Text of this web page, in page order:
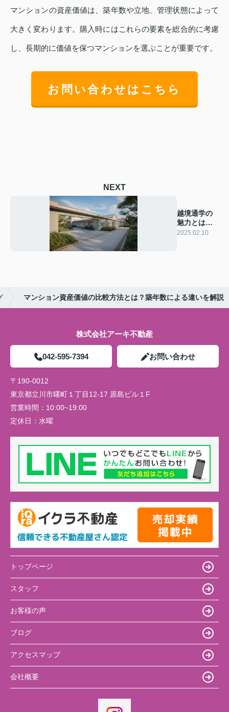
マンションの資産価値は、築年数や立地、管理状態によって
大きく変わります。購入時にはこれらの要素を総合的に考慮
し、長期的に価値を保つマンションを選ぶことが重要です。
お問い合わせはこちら
NEXT
越境通学の
魅力とは？
手続き方法
2025.02.10
マンション資産価値の比較方法とは？築年数による違いを解説
株式会社アーキ不動産
042-595-7394 お問い合わせ
〒190-0012
東京都立川市曙町１丁目12-17 原島ビル１F
営業時間： 10:00~19:00
定休日： 水曜
トップページ
スタッフ
お客様の声
ブログ
アクセスマップ
会社概要